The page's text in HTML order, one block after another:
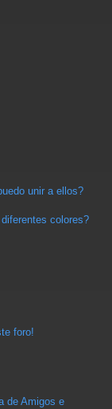
unir a ellos?
colores?
foro!
de Amigos e